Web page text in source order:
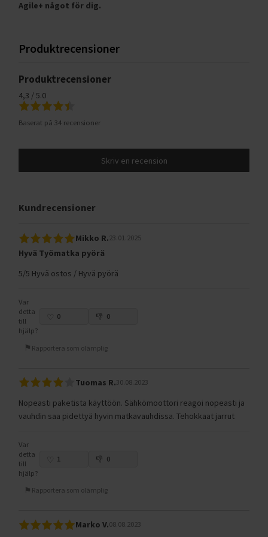
Agile+ något för dig.
Produktrecensioner
Produktrecensioner
4,3 / 5.0
Baserat på 34 recensioner
Skriv en recension
Kundrecensioner
Mikko R.23.01.2025
Hyvä Työmatka pyörä
5/5 Hyvä ostos / Hyvä pyörä
Var
detta
till
hjälp?
0 0
Rapportera som olämplig
Tuomas R.30.08.2023
Nopeasti paketista käyttöön. Sähkömoottori reagoi nopeasti ja
vauhdin saa pidettyä hyvin matkavauhdissa. Tehokkaat jarrut
Var
detta
till
hjälp?
1 0
Rapportera som olämplig
Marko V.08.08.2023